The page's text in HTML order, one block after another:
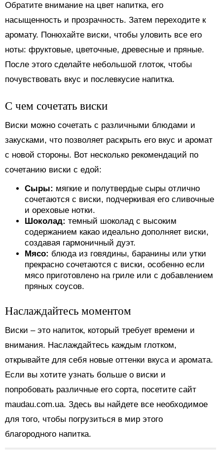
Обратите внимание на цвет напитка, его
насыщенность и прозрачность. Затем переходите к
аромату. Понюхайте виски, чтобы уловить все его
ноты: фруктовые, цветочные, древесные и пряные.
После этого сделайте небольшой глоток, чтобы
почувствовать вкус и послевкусие напитка.
С чем сочетать виски
Виски можно сочетать с различными блюдами и
закусками, что позволяет раскрыть его вкус и аромат
с новой стороны. Вот несколько рекомендаций по
сочетанию виски с едой:
Сыры: мягкие и полутвердые сыры отлично
сочетаются с виски, подчеркивая его сливочные
и ореховые нотки.
Шоколад: темный шоколад с высоким
содержанием какао идеально дополняет виски,
создавая гармоничный дуэт.
Мясо: блюда из говядины, баранины или утки
прекрасно сочетаются с виски, особенно если
мясо приготовлено на гриле или с добавлением
пряных соусов.
Наслаждайтесь моментом
Виски – это напиток, который требует времени и
внимания. Наслаждайтесь каждым глотком,
открывайте для себя новые оттенки вкуса и аромата.
Если вы хотите узнать больше о виски и
попробовать различные его сорта, посетите сайт
maudau.com.ua. Здесь вы найдете все необходимое
для того, чтобы погрузиться в мир этого
благородного напитка.